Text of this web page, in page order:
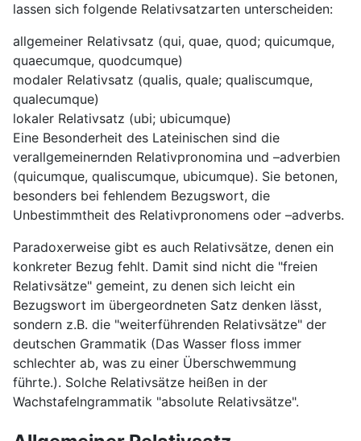
lassen sich folgende Relativsatzarten unterscheiden:
allgemeiner Relativsatz (qui, quae, quod; quicumque,
quaecumque, quodcumque)
modaler Relativsatz (qualis, quale; qualiscumque,
qualecumque)
lokaler Relativsatz (ubi; ubicumque)
Eine Besonderheit des Lateinischen sind die
verallgemeinernden Relativpronomina und –adverbien
(quicumque, qualiscumque, ubicumque). Sie betonen,
besonders bei fehlendem Bezugswort, die
Unbestimmtheit des Relativpronomens oder –adverbs.
Paradoxerweise gibt es auch Relativsätze, denen ein
konkreter Bezug fehlt. Damit sind nicht die "freien
Relativsätze" gemeint, zu denen sich leicht ein
Bezugswort im übergeordneten Satz denken lässt,
sondern z.B. die "weiterführenden Relativsätze" der
deutschen Grammatik (Das Wasser floss immer
schlechter ab, was zu einer Überschwemmung
führte.). Solche Relativsätze heißen in der
Wachstafelngrammatik "absolute Relativsätze".